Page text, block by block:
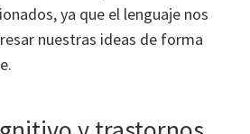
ya que el lenguaje nos
nuestras ideas de forma